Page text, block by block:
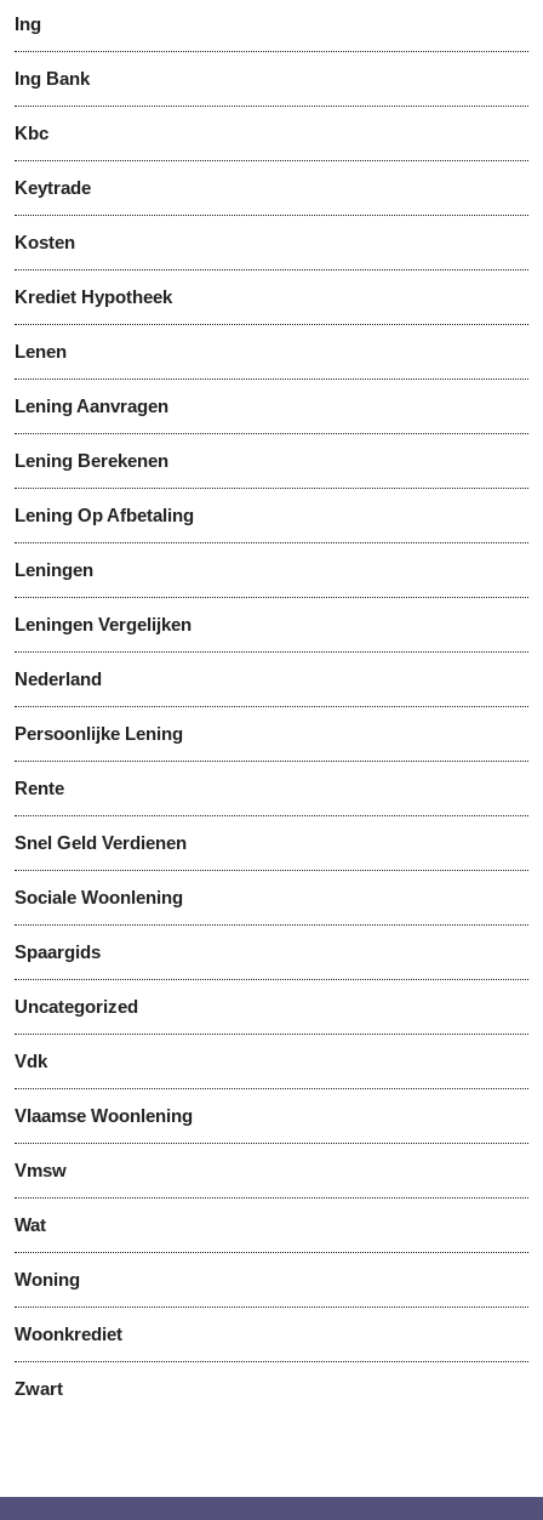
Ing
Ing Bank
Kbc
Keytrade
Kosten
Krediet Hypotheek
Lenen
Lening Aanvragen
Lening Berekenen
Lening Op Afbetaling
Leningen
Leningen Vergelijken
Nederland
Persoonlijke Lening
Rente
Snel Geld Verdienen
Sociale Woonlening
Spaargids
Uncategorized
Vdk
Vlaamse Woonlening
Vmsw
Wat
Woning
Woonkrediet
Zwart